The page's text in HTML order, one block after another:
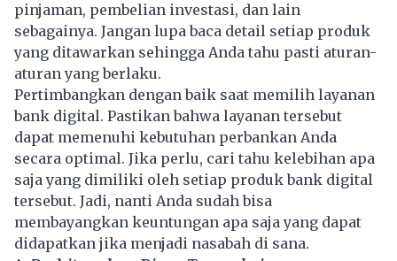
pinjaman, pembelian investasi, dan lain
sebagainya. Jangan lupa baca detail setiap produk
yang ditawarkan sehingga Anda tahu pasti aturan-
aturan yang berlaku.
Pertimbangkan dengan baik saat memilih layanan
bank digital. Pastikan bahwa layanan tersebut
dapat memenuhi kebutuhan perbankan Anda
secara optimal. Jika perlu, cari tahu kelebihan apa
saja yang dimiliki oleh setiap produk bank digital
tersebut. Jadi, nanti Anda sudah bisa
membayangkan keuntungan apa saja yang dapat
didapatkan jika menjadi nasabah di sana.